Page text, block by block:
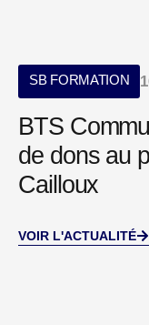
SB FORMATION
BTS
de dons au
Cailloux
VOIR L'ACTUALITÉ